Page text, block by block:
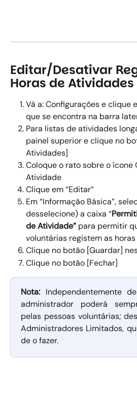
Editar/Desativar
Horas de Atividades
Vá a: Configurações e clique
que se encontra na barra
Para listas de atividades
painel superior e clique no
Atividades]
Coloque o rato sobre o ícone
Atividade
Clique em “Editar”
Em “Informação Básica”,
desselecione) a caixa “
de Atividade” para permitir
voluntárias registem as
Clique no botão [Guardar]
Clique no botão [Fechar]
Nota: Independentemente
administrador poderá
pelas pessoas voluntárias;
Administradores Limitados,
de o fazer.